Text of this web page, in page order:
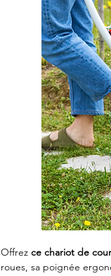
Offrez ce chariot de
roues, sa poignée